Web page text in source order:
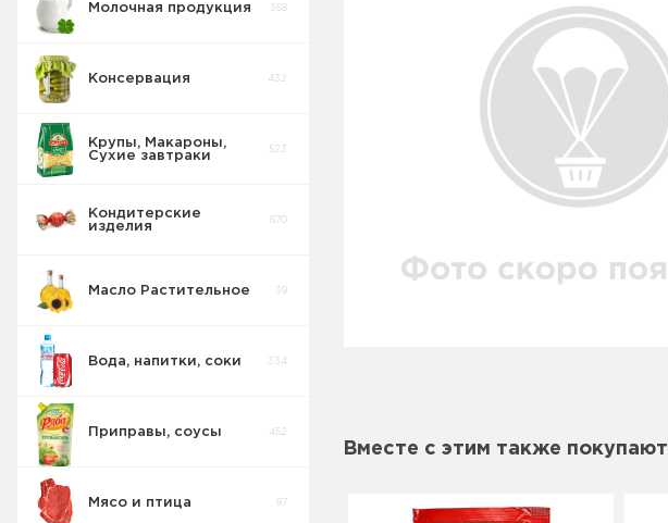
Молочная продукция 368
Консервация 432
Крупы, Макароны,
Сухие завтраки
523
Кондитерские
изделия
670
Масло Растительное 39
Вода, напитки, соки 334
Приправы, соусы 452
Мясо и птица 87
Вместе с этим также покупают